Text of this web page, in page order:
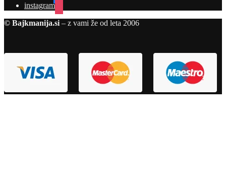
instagram
© Bajkmanija.si– z vami že od leta 2006